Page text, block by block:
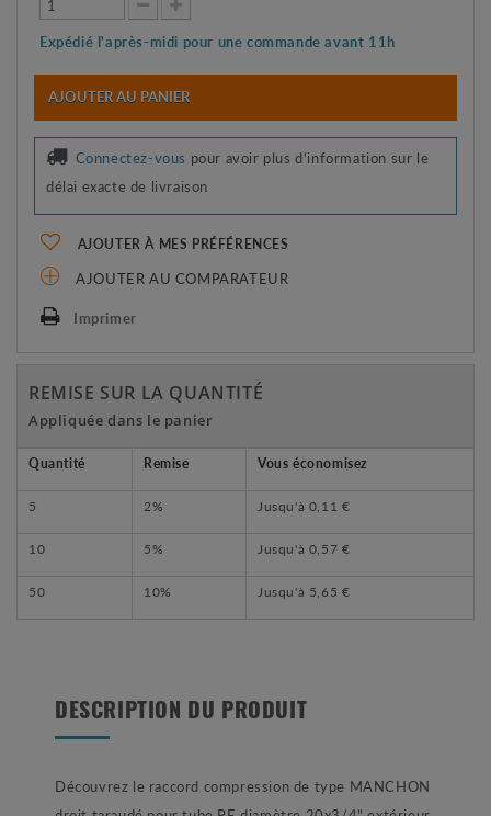
Expédié l'après-midi pour une commande avant 11h
AJOUTER AU PANIER
Connectez-vous pour avoir plus d'information sur le
délai exacte de livraison
AJOUTER À MES PRÉFÉRENCES
AJOUTER AU COMPARATEUR
Imprimer
REMISE SUR LA QUANTITÉ
Appliquée dans le panier
Quantité Remise Vous économisez
5 2% Jusqu'à 0,11 €
10 5% Jusqu'à 0,57 €
50 10% Jusqu'à 5,65 €
DESCRIPTION DU PRODUIT
Découvrez le raccord compression de type MANCHON